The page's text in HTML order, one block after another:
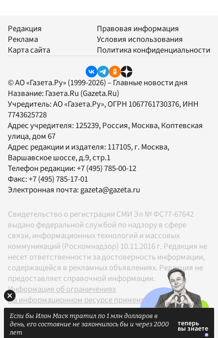
Редакция
Реклама
Карта сайта
Правовая информация
Условия использования
Политика конфиденциальности
© АО «Газета.Ру» (1999-2026) – Главные новости дня
Название: Газета.Ru (Gazeta.Ru)
Учредитель:АО «Газета.Ру», ОГРН 1067761730376, ИНН
7743625728
Адрес учредителя: 125239, Россия, Москва, Коптевская
улица, дом 67
Адрес редакции и издателя: 117105, г. Москва,
Варшавское шоссе, д.9, стр.1
Телефон редакции:+7 (495) 785-00-12
Факс:+7 (495) 785-17-01
Электронная почта: gazeta@gazeta.ru
Свидетельство о регистрации СМИ Эл № ФС77-67642
выдано федеральной службой по надзору в сфере
связи, информационных технологий и массовых
коммуникаций (Роскомнадзор) 10.11.2016 г. Редакция не
несет ответственности за достоверность информации,
содержащейся в рекламных объявлениях. Редакция не
предоставляет справочной информации.
Информация об ограничениях
На информационном ресурсе применяются
рекомендательные технологии в соответствии с
Правилами
Если бы Илон Маск тратил по 1 млн долларов в
день, его состояние не закончилось бы и через 2000
лет